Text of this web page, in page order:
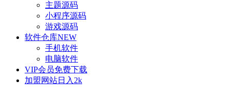
主题源码
小程序源码
游戏源码
软件仓库NEW
手机软件
电脑软件
VIP会员免费下载
加盟网站日入2k